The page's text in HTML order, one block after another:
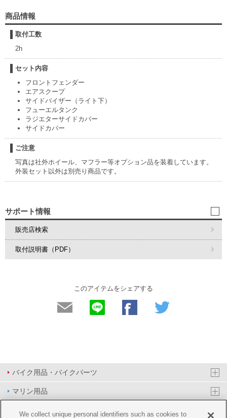
商品情報
取付工数
2h
セット内容
フロントフェンダー
エアスクープ
サイドバイザー（ライト下）
フューエルタンク
ラジエターサイドカバー
サイドカバー
ご注意
写真は社外ホイール、マフラー等オプション品を装着しています。
外装セット以外は別売り商品です。
サポート情報
販売店検索
取付説明書（PDF）
このアイテムをシェアする
バイク用品・バイクパーツ
マリン用品
PAS/YPJ用品
We collect unique personal identifiers such as cookies to